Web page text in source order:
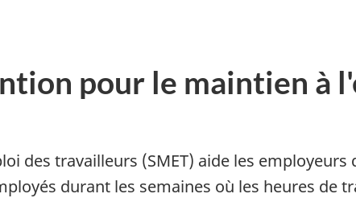
pour le maintien à
des travailleurs (SMET) aide les employeurs
durant les semaines où les heures de